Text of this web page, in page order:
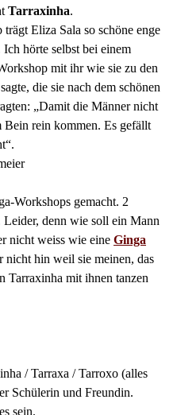
Tarraxinha.
trägt Eliza Sala so schöne enge
hörte selbst bei einem
mit ihr wie sie zu den
die sie nach dem schönen
„Damit die Männer nicht
Bein rein kommen. Es gefällt
Workshops gemacht. 2
denn wie soll ein Mann
nicht weiss wie eine Ginga
nicht hin weil sie meinen, das
Tarraxinha mit ihnen tanzen
/ Tarraxa / Tarroxo (alles
Schülerin und Freundin.
sein.